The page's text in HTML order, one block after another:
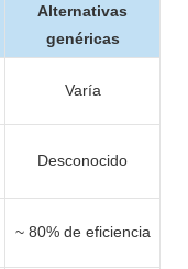
Alternativas
genéricas
Varía
Desconocido
~ 80% de eficiencia